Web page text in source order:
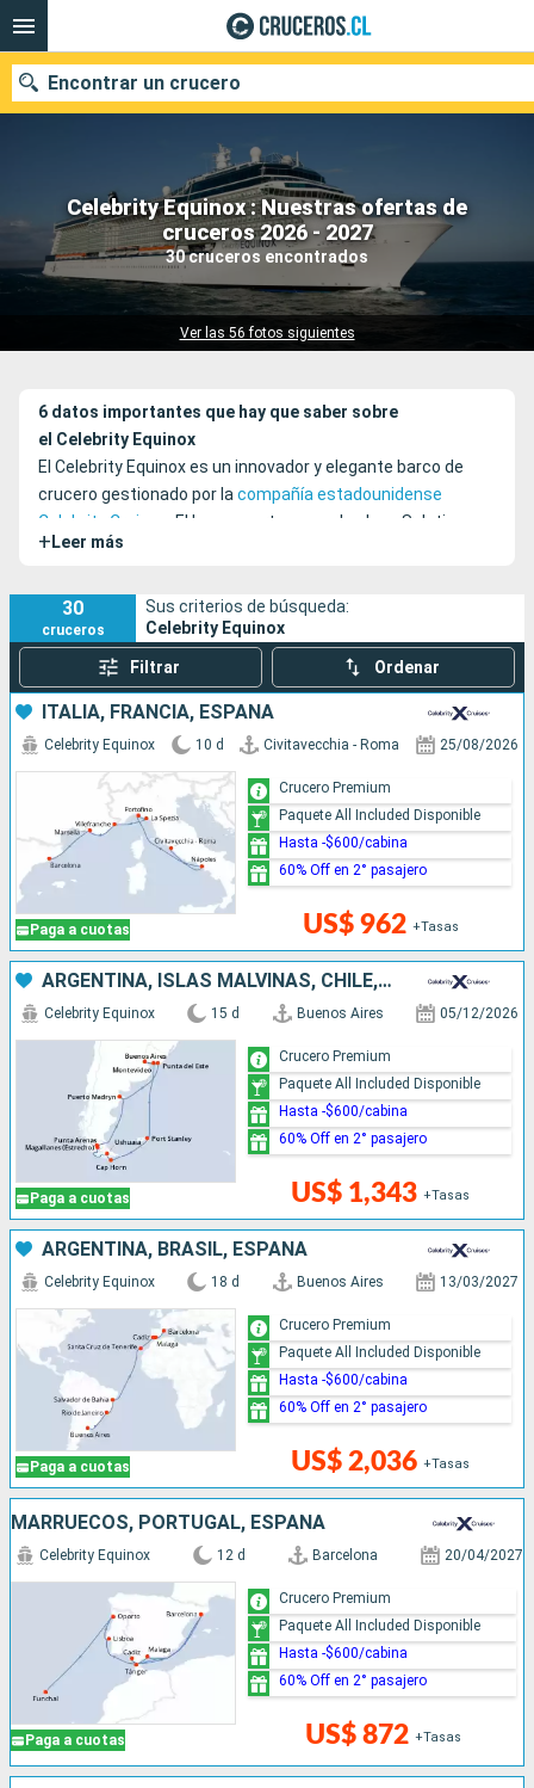
Celebrity Equinox : Nuestras ofertas de
cruceros 2026 - 2027
30 cruceros encontrados
Ver las 56 fotos siguientes
Encontrar un crucero
Nuestros destinos
Fecha de salida
6 datos importantes que hay que saber sobre
el Celebrity Equinox
El Celebrity Equinox es un innovador y elegante barco de
crucero gestionado por lacompañía estadounidense
Celebrity Cruises
. El buque pertenece a la clase Solstice y
fue botado en agosto de 2.009. En julio de 2.019 fue
+ Leer más
30
cruceros
Sus criterios de búsqueda:
Celebrity Equinox
Filtrar Ordenar
ITALIA, FRANCIA, ESPAÑA
Paga a cuotas
Celebrity Equinox 10 d Civitavecchia - Roma 25/08/2026
US$ 962 +Tasas
Crucero Premium
Paquete All Included Disponible
Hasta -$600/cabina
60% Off en 2° pasajero
ARGENTINA, ISLAS MALVINAS, CHILE, URUGUAY
Paga a cuotas
Celebrity Equinox 15 d Buenos Aires 05/12/2026
US$ 1,343 +Tasas
Crucero Premium
Paquete All Included Disponible
Hasta -$600/cabina
60% Off en 2° pasajero
ARGENTINA, BRASIL, ESPAÑA
Paga a cuotas
Celebrity Equinox 18 d Buenos Aires 13/03/2027
US$ 2,036 +Tasas
Crucero Premium
Paquete All Included Disponible
Hasta -$600/cabina
60% Off en 2° pasajero
MARRUECOS, PORTUGAL, ESPAÑA
Paga a cuotas
Celebrity Equinox 12 d Barcelona 20/04/2027
US$ 872 +Tasas
Crucero Premium
Paquete All Included Disponible
Hasta -$600/cabina
60% Off en 2° pasajero